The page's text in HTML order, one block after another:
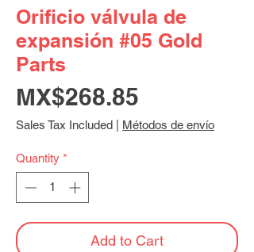
Orificio válvula de
expansión #05 Gold
Parts
MX$268.85
Sales Tax Included Métodos de envío
Quantity *
Add to Cart